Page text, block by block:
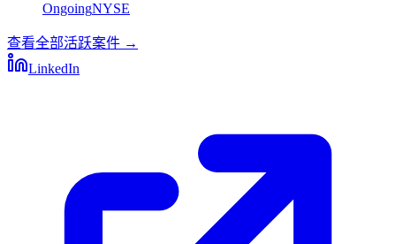
OngoingNYSE
查看全部活跃案件 →
LinkedIn